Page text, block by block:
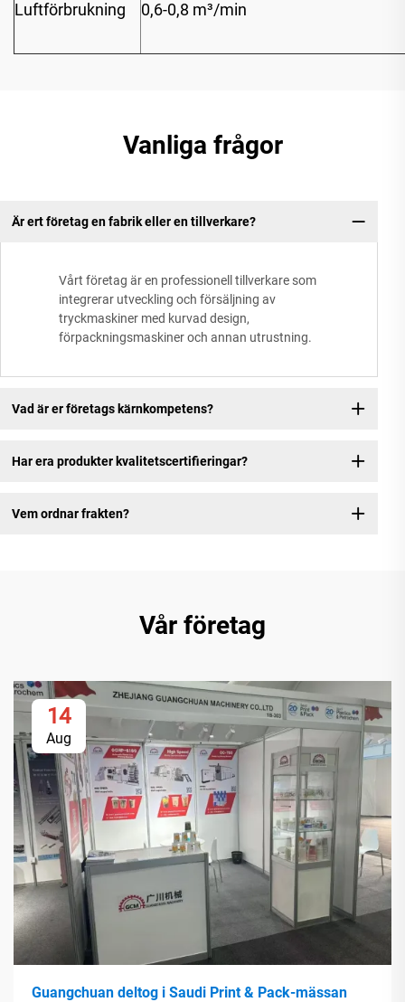
Luftförbrukning 0,6-0,8 m³/min
Vanliga frågor
Är ert företag en fabrik eller en tillverkare?
Vårt företag är en professionell tillverkare som
integrerar utveckling och försäljning av
tryckmaskiner med kurvad design,
förpackningsmaskiner och annan utrustning.
Vad är er företags kärnkompetens?
Har era produkter kvalitetscertifieringar?
Vem ordnar frakten?
Vår företag
14
Aug
Guangchuan deltog i Saudi Print & Pack-mässan